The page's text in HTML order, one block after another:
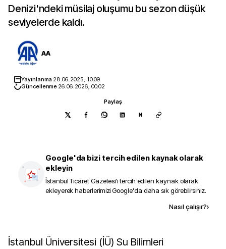
Denizi'ndeki müsilaj oluşumu bu sezon düşük
seviyelerde kaldı.
AA
Yayınlanma 28.06.2025, 10:09
Güncellenme 26.06.2026, 00:02
Paylaş
N
Google'da bizi tercih edilen kaynak olarak
ekleyin
İstanbul Ticaret Gazetesi'i tercih edilen kaynak olarak
ekleyerek haberlerimizi Google'da daha sık görebilirsiniz.
Nasıl çalışır?›
İstanbul Üniversitesi (İÜ) Su Bilimleri